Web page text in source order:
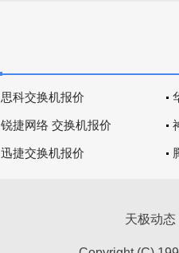
思科交换机报价
锐捷网络 交换机报价
迅捷交换机报价
天极动态